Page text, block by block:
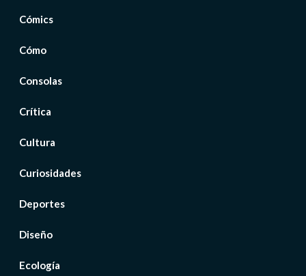
Cómics
Cómo
Consolas
Crítica
Cultura
Curiosidades
Deportes
Diseño
Ecología